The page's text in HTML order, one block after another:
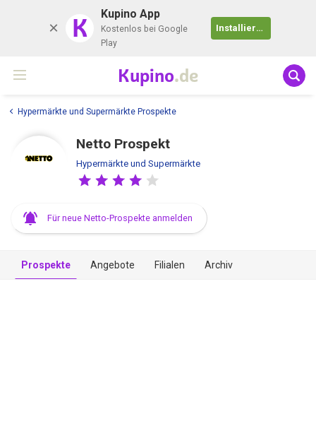
K Kupino App
Kostenlos bei Google
Play
Installieren
Kupino.de
Hypermärkte und Supermärkte Prospekte
Netto Prospekt
Hypermärkte und Supermärkte
Für neue Netto-Prospekte anmelden
Prospekte Angebote Filialen Archiv